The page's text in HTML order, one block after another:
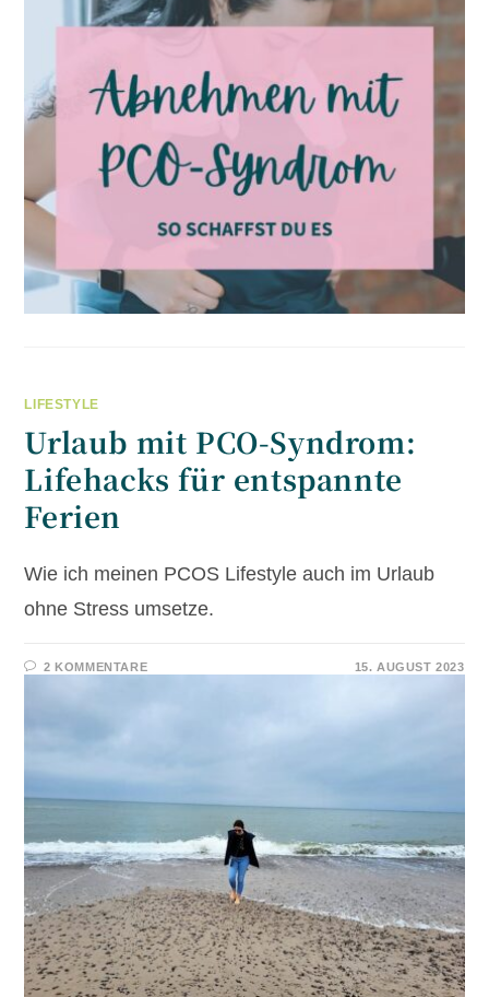
LIFESTYLE
Urlaub mit PCO-Syndrom:
Lifehacks für entspannte
Ferien
Wie ich meinen PCOS Lifestyle auch im Urlaub
ohne Stress umsetze.
2 KOMMENTARE 15. AUGUST 2023